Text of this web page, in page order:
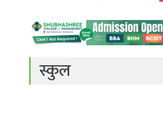
स्कुल